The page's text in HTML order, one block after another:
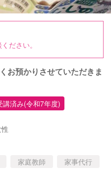
ださい。
お預かりさせていただきま
講済み(令和7年度)
家庭教師 家事代行